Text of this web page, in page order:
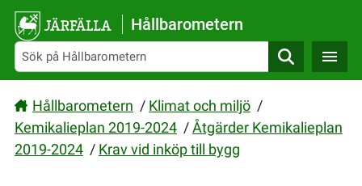
Gå direkt till sidans innehåll
Hållbarometern
Sök
Hållbarometern / Klimat och miljö /
Kemikalieplan 2019-2024 /Åtgärder Kemikalieplan
2019-2024 / Krav vid inköp till bygg